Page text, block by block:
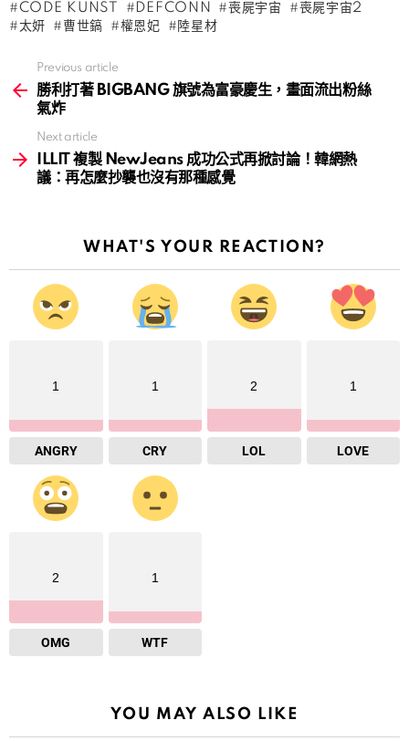
CODE KUNST DEFCONN 喪屍宇宙
喪屍宇宙2
太妍
曹世鎬 權恩妃 陸星材
more
Previous article
勝利打著 BIGBANG 旗號為富豪慶生，畫面流出粉絲
氣炸
Next article
ILLIT 複製 NewJeans 成功公式再掀討論！韓網熱
議：再怎麼抄襲也沒有那種感覺
WHAT'S YOUR REACTION?
1
ANGRY
1
CRY
2
LOL
1
LOVE
2
OMG
1
WTF
YOU MAY ALSO LIKE